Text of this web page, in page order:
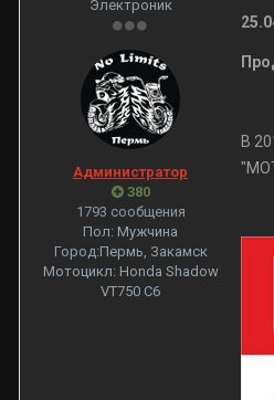
Электроник
Администратор
380
1793 сообщения
Пол: Мужчина
Город:Пермь, Закамск
Мотоцикл: Honda Shadow
VT750 С6
В